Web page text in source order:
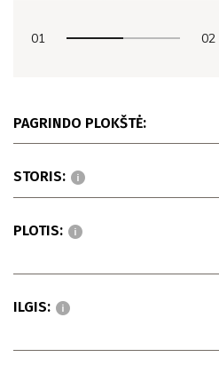
PAGRINDO PLOKŠTĖ:
STORIS:
PLOTIS:
ILGIS:
01 02